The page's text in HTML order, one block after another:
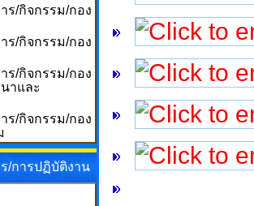
ร/กิจกรรม/กอง
ร/กิจกรรม/กอง
ร/กิจกรรม/กอง
าและ
ร/กิจกรรม/กอง
/การปฏิบัติงาน